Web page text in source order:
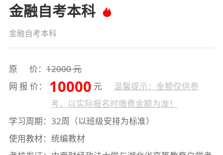
金融自考本科
金融自考本科
原 价： 12000 元
网 报 价：
10000 元
温馨提示：金额仅供参
考，以实际报名时缴费金额为准！
学习周期：32周（以班级安排为标准）
使用教材：统编教材